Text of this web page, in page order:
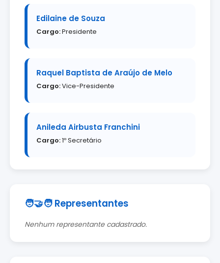
Edilaine de Souza
Cargo:Presidente
Raquel Baptista de Araújo de Melo
Cargo:Vice-Presidente
Anileda Airbusta Franchini
Cargo:1º Secretário
🧑‍🤝‍🧑 Representantes
Nenhum representante cadastrado.